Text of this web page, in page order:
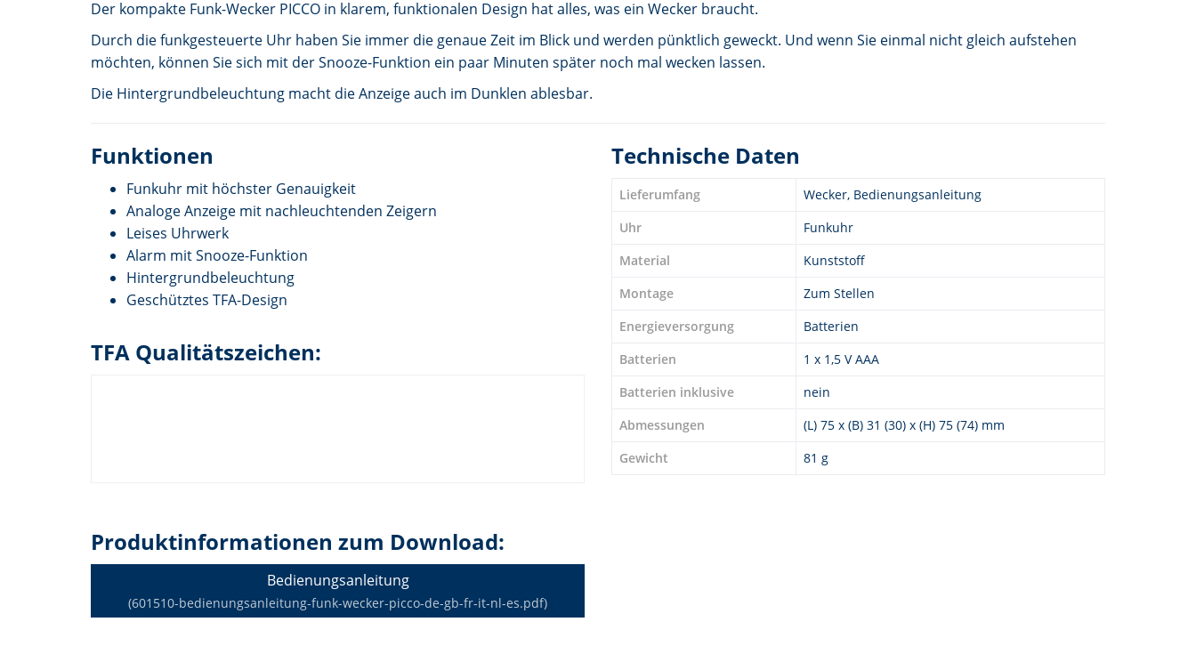
Der kompakte Funk-Wecker PICCO in klarem, funktionalen Design hat alles, was ein Wecker braucht.
Durch die funkgesteuerte Uhr haben Sie immer die genaue Zeit im Blick und werden pünktlich geweckt. Und wenn Sie einmal nicht gleich aufstehen
möchten, können Sie sich mit der Snooze-Funktion ein paar Minuten später noch mal wecken lassen.
Die Hintergrundbeleuchtung macht die Anzeige auch im Dunklen ablesbar.
Funktionen
Funkuhr mit höchster Genauigkeit
Analoge Anzeige mit nachleuchtenden Zeigern
Leises Uhrwerk
Alarm mit Snooze-Funktion
Hintergrundbeleuchtung
Geschütztes TFA-Design
TFA Qualitätszeichen:
Produktinformationen zum Download:
Bedienungsanleitung
(601510-bedienungsanleitung-funk-wecker-picco-de-gb-fr-it-nl-es.pdf)
Technische Daten
Lieferumfang
Wecker, Bedienungsanleitung
Uhr
Funkuhr
Material
Kunststoff
Montage
Zum Stellen
Energieversorgung
Batterien
Batterien
1 x 1,5 V AAA
Batterien inklusive
nein
Abmessungen
(L) 75 x (B) 31 (30) x (H) 75 (74) mm
Gewicht
81 g